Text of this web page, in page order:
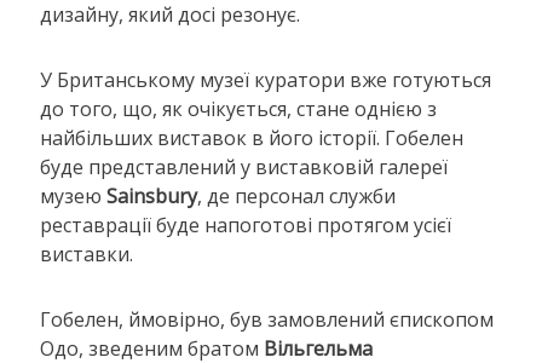
дизайну, який досі резонує.
У Британському музеї куратори вже готуються
до того, що, як очікується, стане однією з
найбільших виставок в його історії. Гобелен
буде представлений у виставковій галереї
музеюSainsbury, де персонал служби
реставрації буде напоготові протягом усієї
виставки.
Гобелен, ймовірно, був замовлений єпископом
Одо, зведеним братом Вільгельма